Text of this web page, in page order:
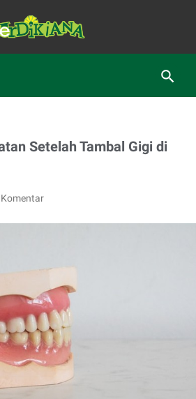
Setelah Tambal Gigi di